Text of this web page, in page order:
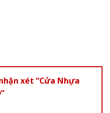
xét “Cửa Nhựa